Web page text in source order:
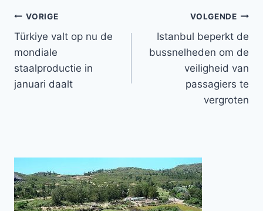
Bericht
navigatie
VORIGE
Türkiye valt op nu de
mondiale
staalproductie in
januari daalt
VOLGENDE
Istanbul beperkt de
bussnelheden om de
veiligheid van
passagiers te
vergroten